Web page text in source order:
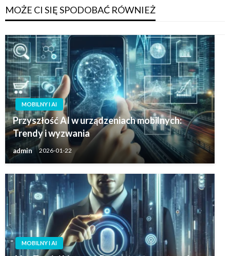
MOŻE CI SIĘ SPODOBAĆ RÓWNIEŻ
MOBILNY I AI
Przyszłość AI w urządzeniach mobilnych:
Trendy i wyzwania
admin 2026-01-22
MOBILNY I AI